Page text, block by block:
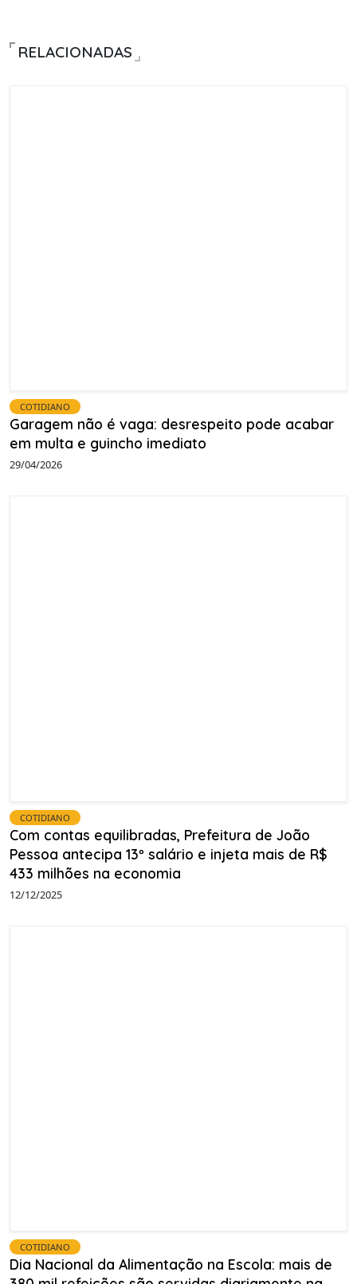
RELACIONADAS
COTIDIANO
Garagem não é vaga: desrespeito pode acabar
em multa e guincho imediato
29/04/2026
COTIDIANO
Com contas equilibradas, Prefeitura de João
Pessoa antecipa 13º salário e injeta mais de R$
433 milhões na economia
12/12/2025
COTIDIANO
Dia Nacional da Alimentação na Escola: mais de